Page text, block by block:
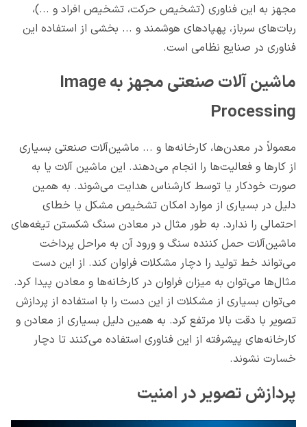
مجهز به این فناوری (تشخیص حرکت، تشخیص افراد و ...)،
ربات‌های سرباز، پهپادهای هوشمند و ... بخشی از استفاده این
فناوری در صنایع نظامی است.
ماشین آلات صنعتی مجهز به Image
Processing
معمولاً در معدن‌ها، کارخانه‌ها و ... ماشین‌آلات صنعتی بسیاری
از کارها و فعالیت‌ها را انجام می‌دهند. این ماشین آلات یا به
صورت خودکار یا توسط کارشناس هدایت می‌شوند. به همین
دلیل در بسیاری از موارد امکان تشخیص مشکل یا خطای
احتمالی را ندارد. به طور مثال در معادن سنگ شکستن تیغه‌های
ماشین‌آلات حمل کننده سنگ و ورود آن به مراحل پرداخت
می‌تواند خط تولید را دچار مشکلات فراوان کند. از این دست
مثال‌ها می‌توان به میزان فراوان در کارخانه‌ها و معادن پیدا کرد.
می‌توان بسیاری از مشکلات از این دست را با استفاده از پردازش
تصویر با دقت بالا مرتفع کرد. به همین دلیل بسیاری از معادن و
کارخانه‌های پیشرفته از این فناوری استفاده می‌کنند تا دچار
خسارت نشوند.
پردازش تصویر در امنیت